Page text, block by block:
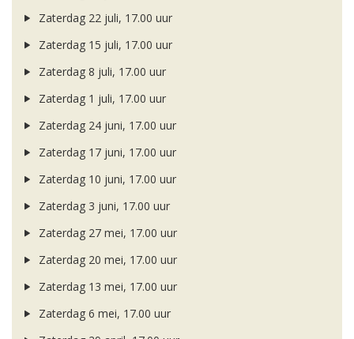
Zaterdag 22 juli, 17.00 uur
Zaterdag 15 juli, 17.00 uur
Zaterdag 8 juli, 17.00 uur
Zaterdag 1 juli, 17.00 uur
Zaterdag 24 juni, 17.00 uur
Zaterdag 17 juni, 17.00 uur
Zaterdag 10 juni, 17.00 uur
Zaterdag 3 juni, 17.00 uur
Zaterdag 27 mei, 17.00 uur
Zaterdag 20 mei, 17.00 uur
Zaterdag 13 mei, 17.00 uur
Zaterdag 6 mei, 17.00 uur